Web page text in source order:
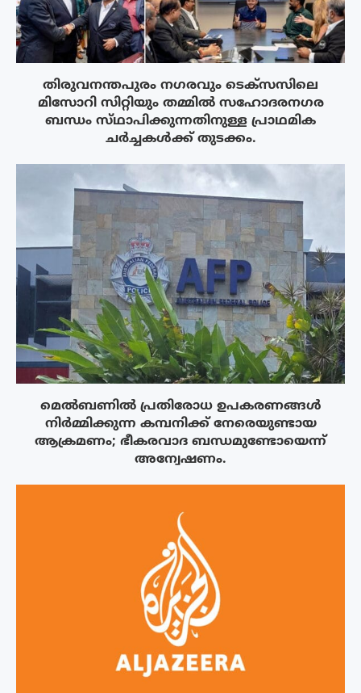
തിരുവനന്തപുരം നഗരവും ടെക്‌സസിലെ
മിസോറി സിറ്റിയും തമ്മിൽ സഹോദരനഗര
ബന്ധം സ്‌ഥാപിക്കുന്നതിനുള്ള പ്രാഥമിക
ചർച്ചകൾക്ക് തുടക്കം.
മെൽബണിൽ പ്രതിരോധ ഉപകരണങ്ങൾ
നിർമ്മിക്കുന്ന കമ്പനിക്ക് നേരെയുണ്ടായ
ആക്രമണം; ഭീകരവാദ ബന്ധമുണ്ടോയെന്ന്
അന്വേഷണം.